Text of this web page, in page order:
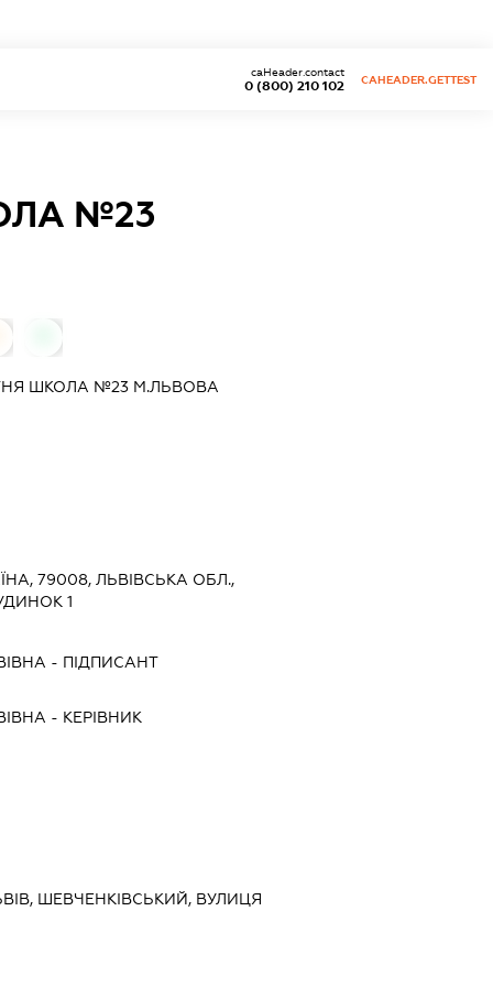
0 (800) 210 102
caHeader.contact
CAHEADER.GETTEST
№23
ШКОЛА №23 М.ЛЬВОВА
79008, ЛЬВІВСЬКА ОБЛ.,
1
- ПІДПИСАНТ
- КЕРІВНИК
ШЕВЧЕНКІВСЬКИЙ, ВУЛИЦЯ